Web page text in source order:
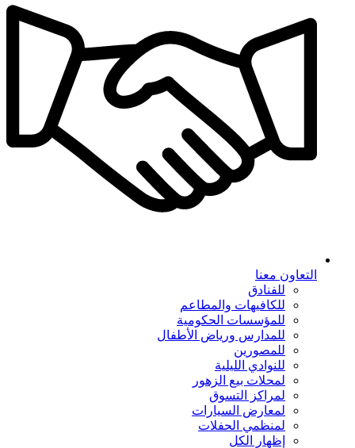
التعاون معنا
للفنادق
للكافيهات والمطاعم
للمؤسسات الحكومية
للمدارس ورياض الأطفال
للمصورين
للنوادي الليلية
لمحلات بيع الزهور
لمراكز التسوق
لمعارض السيارات
لمنظمي الحفلات
إظهار الكل